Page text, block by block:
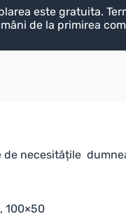
este gratuita.
de la primirea
necesitățile
100×50